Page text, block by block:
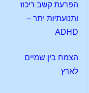
הפרעת קשב ריכוז
ותנועתיות יתר –
ADHD
הצמח בין שמיים
לארץ